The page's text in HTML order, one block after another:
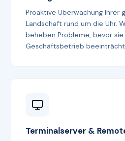
Proaktive Überwachung Ihrer
Landschaft rund um die Uhr.
beheben Probleme, bevor sie
Geschäftsbetrieb
Terminalserver &